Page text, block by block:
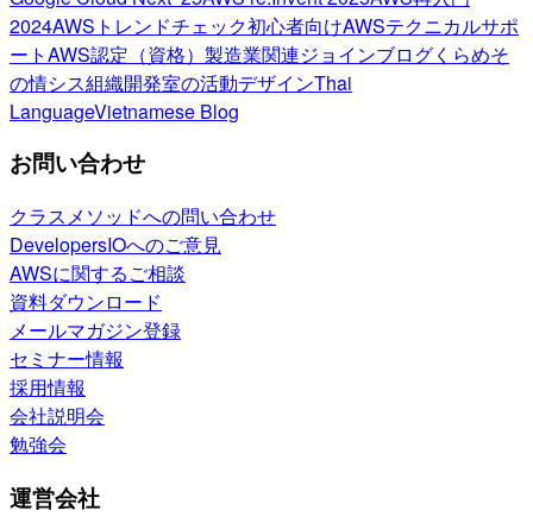
2024AWSトレンドチェック初心者向けAWSテクニカルサポ
ートAWS認定（資格） 製造業関連ジョインブログくらめそ
の情シス組織開発室の活動デザインThai
LanguageVietnamese Blog
お問い合わせ
クラスメソッドへの問い合わせ
DevelopersIOへのご意見
AWSに関するご相談
資料ダウンロード
メールマガジン登録
セミナー情報
採用情報
会社説明会
勉強会
運営会社